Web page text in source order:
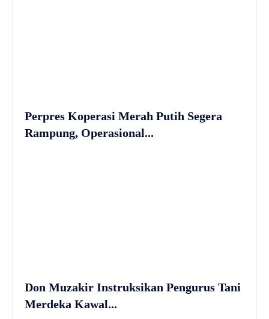
Perpres Koperasi Merah Putih Segera
Rampung, Operasional...
Don Muzakir Instruksikan Pengurus Tani
Merdeka Kawal...